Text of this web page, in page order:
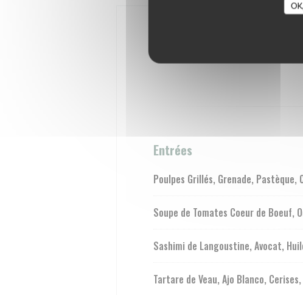
Entrées
Poulpes Grillés, Grenade, Pastèque,
Soupe de Tomates Coeur de Boeuf,
Sashimi de Langoustine, Avocat,
Tartare de Veau, Ajo Blanco,